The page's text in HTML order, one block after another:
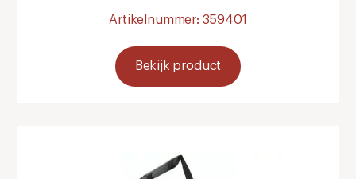
Artikelnummer: 359401
Bekijk product